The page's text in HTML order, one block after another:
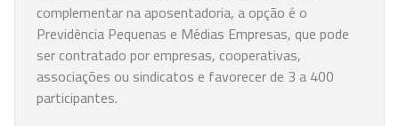
complementar na aposentadoria, a opção é o
Previdência Pequenas e Médias Empresas, que pode
ser contratado por empresas, cooperativas,
associações ou sindicatos e favorecer de 3 a 400
participantes.